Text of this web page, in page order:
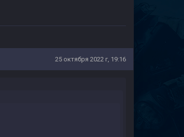
25 октября 2022 г, 19:16